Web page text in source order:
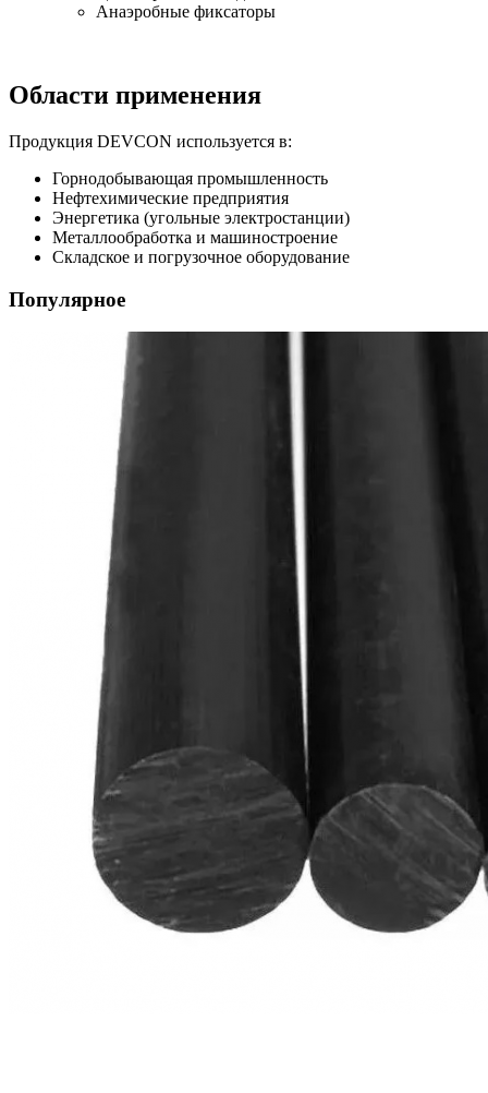
Анаэробные фиксаторы
Области применения
Продукция DEVCON используется в:
Горнодобывающая промышленность
Нефтехимические предприятия
Энергетика (угольные электростанции)
Металлообработка и машиностроение
Складское и погрузочное оборудование
Популярное